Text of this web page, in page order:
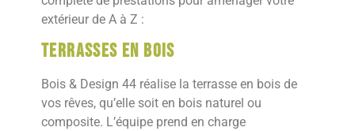
extérieur de A à Z :
Terrasses en bois
Bois & Design 44 réalise la terrasse en bois de
vos rêves, qu’elle soit en bois naturel ou
composite. L’équipe prend en charge